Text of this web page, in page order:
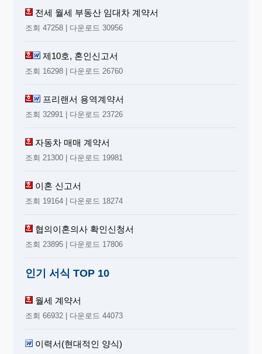
전세 월세 부동산 임대차 계약서
조회 47258 | 다운로드 30956
제10호, 혼인신고서
조회 16298 | 다운로드 26760
프리랜서 용역계약서
조회 32991 | 다운로드 23726
자동차 매매 계약서
조회 21300 | 다운로드 19981
이혼 신고서
조회 19164 | 다운로드 18274
협의이혼의사 확인신청서
조회 23895 | 다운로드 17806
인기 서식 TOP 10
월세 계약서
조회 66932 | 다운로드 44073
이력서(현대적인 양식)